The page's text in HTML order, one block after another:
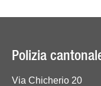
Polizia
Via Chicherio 20